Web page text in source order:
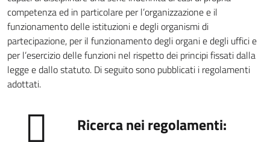
competenza ed in particolare per l’organizzazione e il
funzionamento delle istituzioni e degli organismi di
partecipazione, per il funzionamento degli organi e degli uffici e
per l’esercizio delle funzioni nel rispetto dei principi fissati dalla
legge e dallo statuto. Di seguito sono pubblicati i regolamenti
adottati.
Ricerca nei regolamenti: